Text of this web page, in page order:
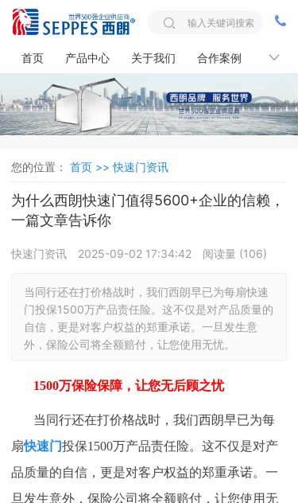
首页 产品中心 关于我们 合作案例 联系我
您的位置： 首页 >>快速门资讯
为什么西朗快速门值得5600+企业的信赖，
一篇文章告诉你
快速门资讯 2025-09-02 17:34:42 阅读量 (106)
当同行还在打价格战时，我们西朗早已为每扇快速
门投保1500万产品责任险。这不仅是对产品质量的
自信，更是对客户权益的郑重承诺。一旦发生意
外，保险公司将全额赔付，让您使用无忧。
1500万保险保障，让您无后顾之忧
当同行还在打价格战时，我们西朗早已为每
扇快速门投保1500万产品责任险。这不仅是对产
品质量的自信，更是对客户权益的郑重承诺。一
旦发生意外，保险公司将全额赔付，让您使用无